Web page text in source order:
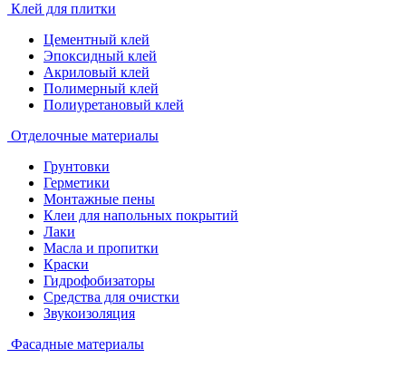
Клей для плитки
Цементный клей
Эпоксидный клей
Акриловый клей
Полимерный клей
Полиуретановый клей
Отделочные материалы
Грунтовки
Герметики
Монтажные пены
Клеи для напольных покрытий
Лаки
Масла и пропитки
Краски
Гидрофобизаторы
Средства для очистки
Звукоизоляция
Фасадные материалы